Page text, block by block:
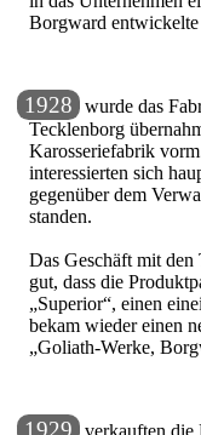
Borgward entwickelte
1928 wurde das
Tecklenborg
Karosseriefabrik
interessierten sich
gegenüber dem
standen.
Das Geschäft mit
gut, dass die
Superior , einen
bekam wieder einen
Goliath-Werke,
1929 verkauften die